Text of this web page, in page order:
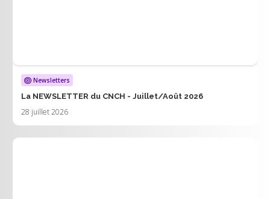
Newsletters
La NEWSLETTER du CNCH - Juillet/Août 2026
28 juillet 2026